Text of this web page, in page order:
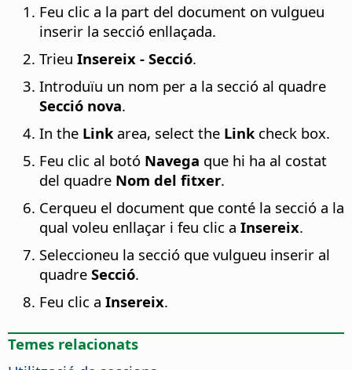
Feu clic a la part del document on vulgueu
inserir la secció enllaçada.
Trieu Insereix - Secció.
Introduïu un nom per a la secció al quadre
Secció nova.
In the Link area, select the Link check box.
Feu clic al botó Navega que hi ha al costat
del quadre Nom del fitxer.
Cerqueu el document que conté la secció a la
qual voleu enllaçar i feu clic a Insereix.
Seleccioneu la secció que vulgueu inserir al
quadre Secció.
Feu clic a Insereix.
Temes relacionats